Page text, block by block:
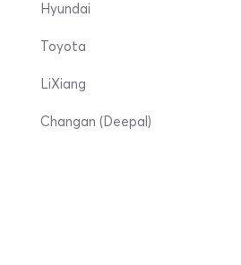
Hyundai
Toyota
LiXiang
Changan (Deepal)